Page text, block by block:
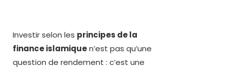
Investir selon les principes de la
finance islamiquen’est pas qu’une
question de rendement : c’est une